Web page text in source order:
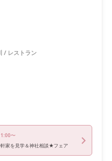
/ レストラン
〜
軒家を見学＆神社相談★フェア